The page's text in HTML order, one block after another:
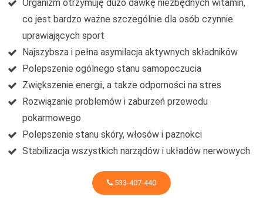
Organizm otrzymuję dużo dawkę niezbędnych witamin,
co jest bardzo ważne szczególnie dla osób czynnie
uprawiających sport
Najszybsza i pełna asymilacja aktywnych składników
Polepszenie ogólnego stanu samopoczucia
Zwiększenie energii, a także odporności na stres
Rozwiązanie problemów i zaburzeń przewodu
pokarmowego
Polepszenie stanu skóry, włosów i paznokci
Stabilizacja wszystkich narządów i układów nerwowych
533-407-440